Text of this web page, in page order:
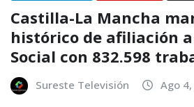
Castilla-La Mancha
histórico de afiliación
Social con 832.598
Sureste Televisión Ago